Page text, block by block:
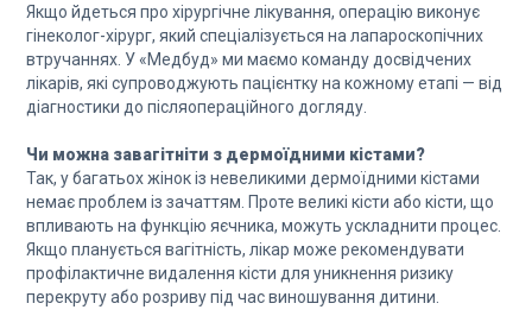
Якщо йдеться про хірургічне лікування, операцію виконує
гінеколог-хірург, який спеціалізується на лапароскопічних
втручаннях. У «Медбуд» ми маємо команду досвідчених
лікарів, які супроводжують пацієнтку на кожному етапі — від
діагностики до післяопераційного догляду.
Чи можна завагітніти з дермоїдними кістами?
Так, у багатьох жінок із невеликими дермоїдними кістами
немає проблем із зачаттям. Проте великі кісти або кісти, що
впливають на функцію яєчника, можуть ускладнити процес.
Якщо планується вагітність, лікар може рекомендувати
профілактичне видалення кісти для уникнення ризику
перекруту або розриву під час виношування дитини.